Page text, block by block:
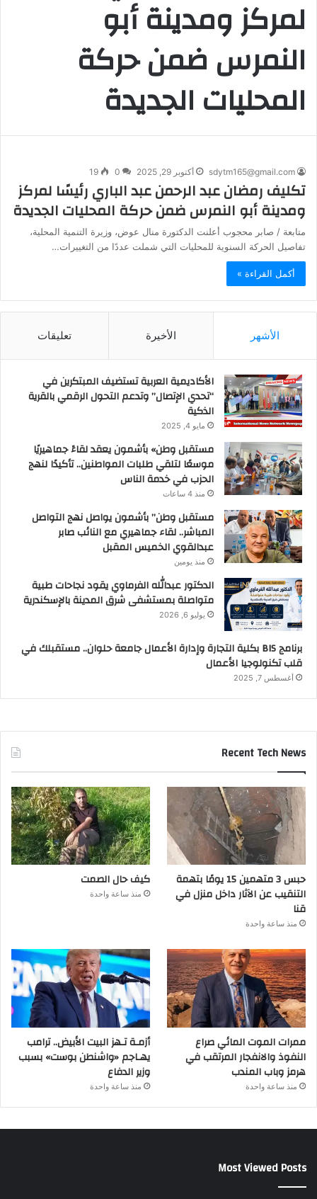
لمركز ومدينة أبو
النمرس ضمن حركة
المحليات الجديدة
sdytm165@gmail.com أكتوبر 29, 2025 0
19
تكليف رمضان عبد الرحمن عبد الباري رئيسًا لمركز
ومدينة أبو النمرس ضمن حركة المحليات الجديدة
متابعة / صابر محجوب أعلنت الدكتورة منال عوض، وزيرة التنمية المحلية،
تفاصيل الحركة السنوية للمحليات التي شملت عددًا من التغييرات…
أكمل القراءة »
الأشهر الأخيرة تعليقات
الأكاديمية العربية تستضيف المبتكرين في
“تحدي الإتصال” وتدعم التحول الرقمي بالقرية
الذكية
مايو 4, 2025
مستقبل وطن» بأشمون يعقد لقاءً جماهيريًا
موسعًا لتلقي طلبات المواطنين.. تأكيدًا لنهج
الحزب في خدمة الناس
منذ 4 ساعات
مستقبل وطن” بأشمون يواصل نهج التواصل
المباشر.. لقاء جماهيري مع النائب صابر
عبدالقوي الخميس المقبل
منذ يومين
الدكتور عبدالله الفرماوي يقود نجاحات طبية
متواصلة بمستشفى شرق المدينة بالإسكندرية
يوليو 6, 2026
برنامج BIS بكلية التجارة وإدارة الأعمال جامعة حلوان.. مستقبلك في
قلب تكنولوجيا الأعمال
أغسطس 7, 2025
Recent Tech News
حبس 3 متهمين 15 يومًا بتهمة
التنقيب عن الآثار داخل منزل في
قنا
منذ ساعة واحدة
كيف حال الصمت
منذ ساعة واحدة
ممرات الموت المائي صراع
النفوذ والانفجار المرتقب في
هرمز وباب المندب
منذ ساعة واحدة
أزمـة تـهز البيت الأبيض.. ترامب
يهـاجم «واشنطن بوست» بسبب
وزير الدفاع
منذ ساعة واحدة
Most Viewed Posts